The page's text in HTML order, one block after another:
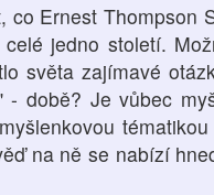
co Ernest Thompson
jedno století.
světa zajímavé
- době? Je vůbec
na ně se nabízí